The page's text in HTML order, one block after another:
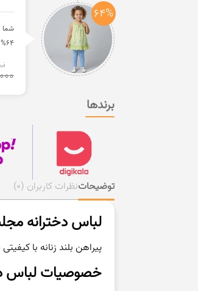
64%
شما
64% تخفیف از سایت دیجی استایل خریداری فرمایید.
برندها
توضیحاتنظرات کاربران (0)
لباس دخترانه
پیراهن بلند زنانه با کیفیتی
خصوصیات لباس